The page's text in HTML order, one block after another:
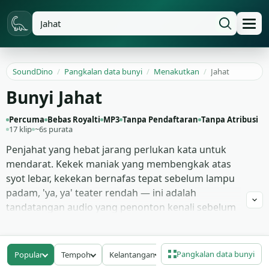
SoundDino / Pangkalan data bunyi / Menakutkan / Jahat
Bunyi Jahat
Percuma Bebas Royalti MP3 Tanpa Pendaftaran Tanpa Atribusi
17 klip ~6s purata
Penjahat yang hebat jarang perlukan kata untuk
mendarat. Kekek maniak yang membengkak atas
syot lebar, kekekan bernafas tepat sebelum lampu
padam, 'ya, ya' teater rendah — ini adalah
tandatangan audio yang penonton kenali sebelum
antagonis adalah singkatan: ia memberitahu
penonton siapa hendak ditakuti dan berapa banyak
hendak takut, dan ia melakukan kerja berat yang
Popular Tempoh Kelantangan Pangkalan data bunyi